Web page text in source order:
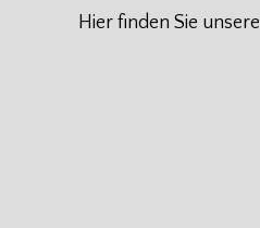
Hier finden Sie unsere